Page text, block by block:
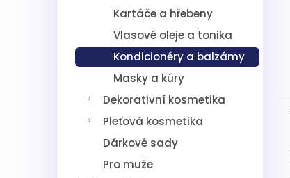
Kartáče a hřebeny
Vlasové oleje a tonika
Kondicionéry a balzámy
Masky a kúry
Dekorativní kosmetika
Pleťová kosmetika
Dárkové sady
Pro muže